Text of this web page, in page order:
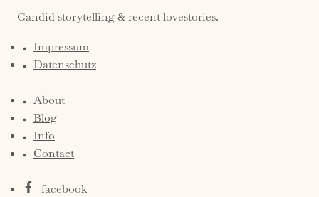
Candid storytelling & recent lovestories.
Impressum
Datenschutz
About
Blog
Info
Contact
facebook